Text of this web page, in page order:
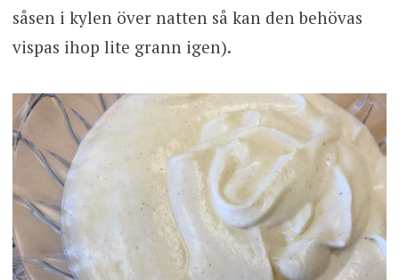
såsen i kylen över natten så kan den behövas
vispas ihop lite grann igen).